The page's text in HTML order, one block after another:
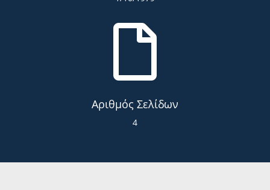

Αριθμός Σελίδων
4